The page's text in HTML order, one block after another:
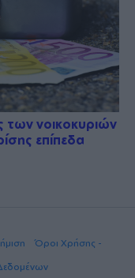
των νοικοκυριών
επίπεδα
Όροι Χρήσης -